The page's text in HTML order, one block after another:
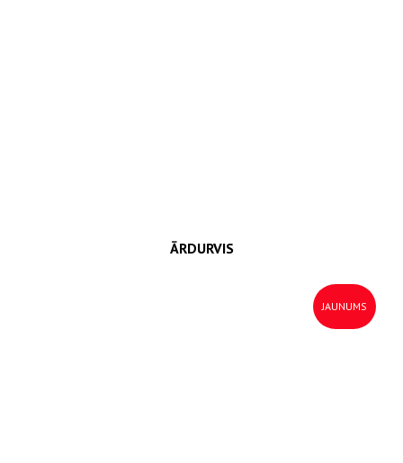
ĀRDURVIS
JAUNUMS